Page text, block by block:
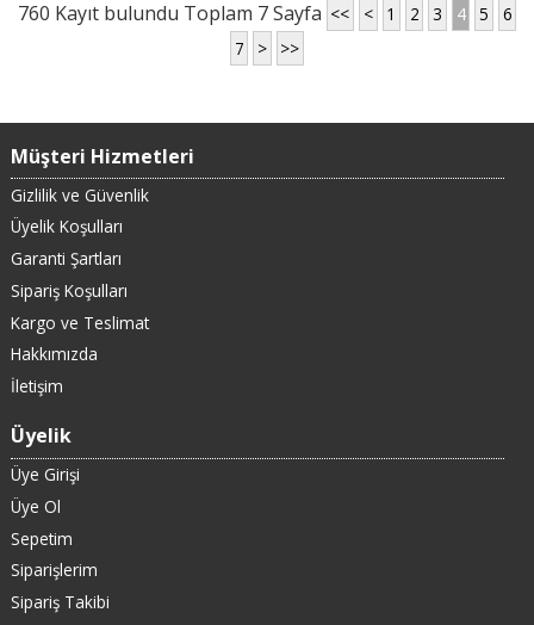
760 Kayıt bulundu Toplam 7 Sayfa << < 1 2 3 4 5
6
7
> >>
Müşteri Hizmetleri
Gizlilik ve Güvenlik
Üyelik Koşulları
Garanti Şartları
Sipariş Koşulları
Kargo ve Teslimat
Hakkımızda
İletişim
Üyelik
Üye Girişi
Üye Ol
Sepetim
Siparişlerim
Sipariş Takibi